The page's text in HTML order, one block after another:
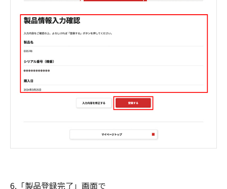
6.「製品登録完了」画面で